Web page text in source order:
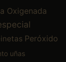
Oxigenada
Peróxido
uñas